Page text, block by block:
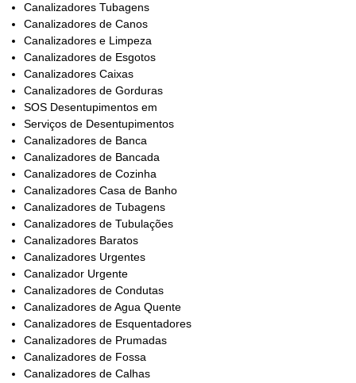
Canalizadores Tubagens
Canalizadores de Canos
Canalizadores e Limpeza
Canalizadores de Esgotos
Canalizadores Caixas
Canalizadores de Gorduras
SOS Desentupimentos em
Serviços de Desentupimentos
Canalizadores de Banca
Canalizadores de Bancada
Canalizadores de Cozinha
Canalizadores Casa de Banho
Canalizadores de Tubagens
Canalizadores de Tubulações
Canalizadores Baratos
Canalizadores Urgentes
Canalizador Urgente
Canalizadores de Condutas
Canalizadores de Agua Quente
Canalizadores de Esquentadores
Canalizadores de Prumadas
Canalizadores de Fossa
Canalizadores de Calhas